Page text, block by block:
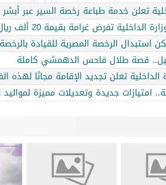
تعلن خدمة طباعة رخصة السير عبر أبشر
تفرض غرامة بقيمة 20 ألف ريال على كل من ينشر هذه المقاطع
استبدال الرخصة المصرية للقيادة
قصة طلال فاحس الدهمشي كاملة
الداخلية تعلن تجديد الإقامة مجانًا لهذه
امتيازات جديدة وتعديلات مميزة